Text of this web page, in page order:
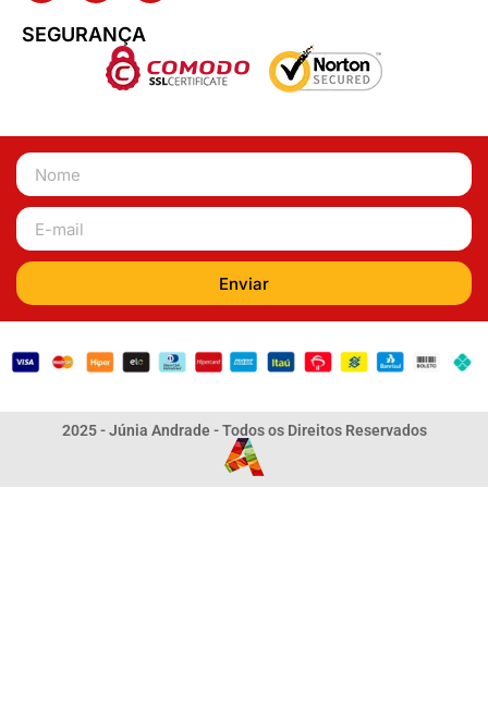
SEGURANÇA
Enviar
2025 - Júnia Andrade - Todos os Direitos Reservados